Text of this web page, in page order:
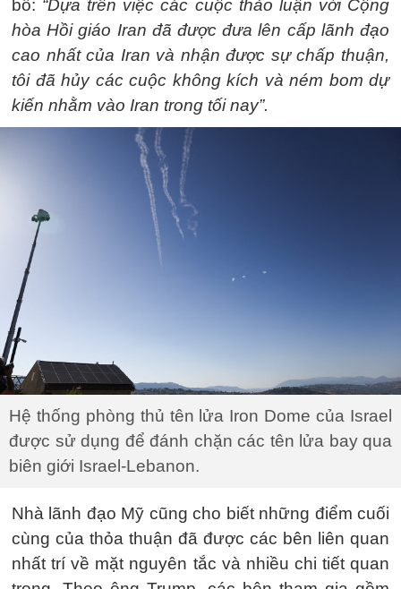
bố: “Dựa trên việc các cuộc thảo luận với Cộng
hòa Hồi giáo Iran đã được đưa lên cấp lãnh đạo
cao nhất của Iran và nhận được sự chấp thuận,
tôi đã hủy các cuộc không kích và ném bom dự
kiến nhằm vào Iran trong tối nay”.
Hệ thống phòng thủ tên lửa Iron Dome của Israel
được sử dụng để đánh chặn các tên lửa bay qua
biên giới Israel-Lebanon.
Nhà lãnh đạo Mỹ cũng cho biết những điểm cuối
cùng của thỏa thuận đã được các bên liên quan
nhất trí về mặt nguyên tắc và nhiều chi tiết quan